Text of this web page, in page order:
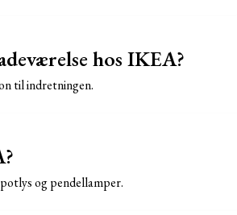
hos IKEA?
til indretningen.
og pendellamper.